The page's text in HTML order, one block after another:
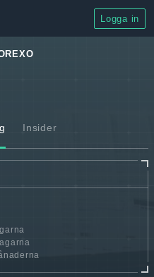
Logga in
Insider